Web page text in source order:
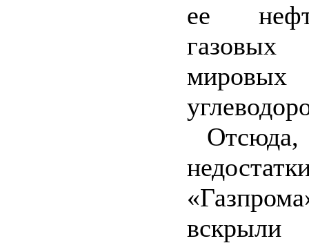
ее
газовых